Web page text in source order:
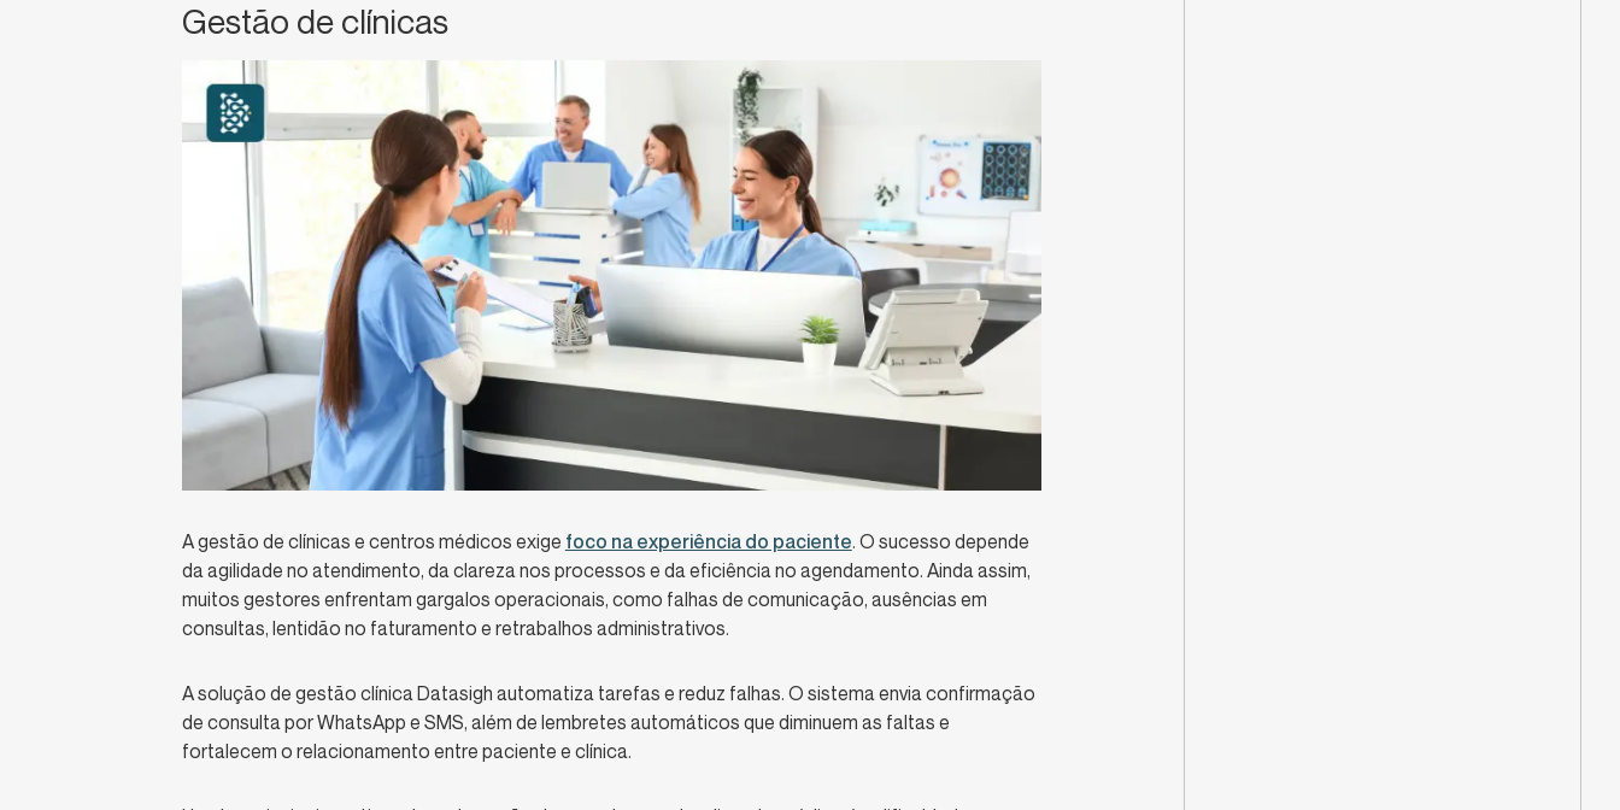
Gestão de clínicas
A gestão de clínicas e centros médicos exige foco na experiência do paciente. O sucesso depende
da agilidade no atendimento, da clareza nos processos e da eficiência no agendamento. Ainda assim,
muitos gestores enfrentam gargalos operacionais, como falhas de comunicação, ausências em
consultas, lentidão no faturamento e retrabalhos administrativos.
A solução de gestão clínica Datasigh automatiza tarefas e reduz falhas. O sistema envia confirmação
de consulta por WhatsApp e SMS, além de lembretes automáticos que diminuem as faltas e
fortalecem o relacionamento entre paciente e clínica.